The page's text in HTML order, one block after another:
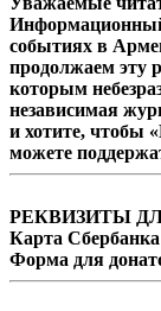
событиях в
продолжаем эту
которым
независимая
и хотите, чтобы
можете
РЕКВИЗИТЫ
Карта Сбербанка
Форма для